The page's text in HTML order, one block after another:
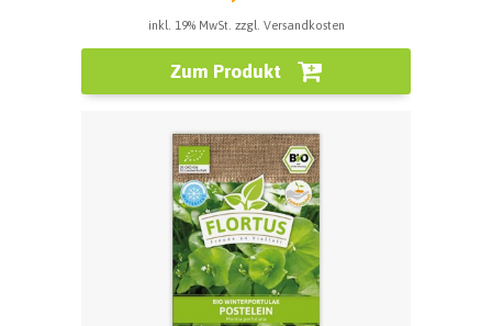
inkl. 19% MwSt. zzgl. Versandkosten
Zum Produkt